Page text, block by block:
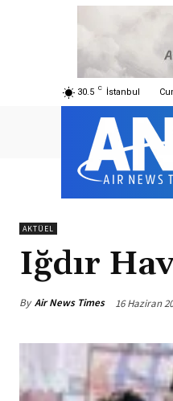
30.5 C İstanbul
AKTÜEL
Iğdır
By Air News Times 16 Haziran